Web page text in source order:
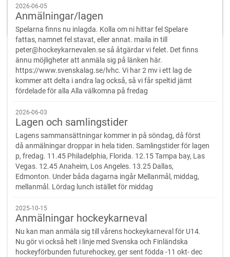
2026-06-05
Anmälningar/lagen
Spelarna finns nu inlagda. Kolla om ni hittar fel Spelare
fattas, namnet fel stavat, eller annat. maila in till
peter@hockeykarnevalen.se så åtgärdar vi felet. Det finns
ännu möjligheter att anmäla sig på länken här.
https://www.svenskalag.se/lvhc. Vi har 2 mv i ett lag de
kommer att delta i andra lag också, så vi får speltid jämt
fördelade för alla Alla välkomna på fredag
2026-06-03
Lagen och samlingstider
Lagens sammansättningar kommer in på söndag, då först
då anmälningar droppar in hela tiden. Samlingstider för lagen
p, fredag. 11.45 Philadelphia, Florida. 12.15 Tampa bay, Las
Vegas. 12.45 Anaheim, Los Angeles. 13.25 Dallas,
Edmonton. Under båda dagarna ingår Mellanmål, middag,
mellanmål. Lördag lunch istället för middag
2025-10-15
Anmälningar hockeykarneval
Nu kan man anmäla sig till vårens hockeykarneval för U14.
Nu gör vi också helt i linje med Svenska och Finländska
hockeyförbunden futurehockey, ger sent födda -11 okt- dec